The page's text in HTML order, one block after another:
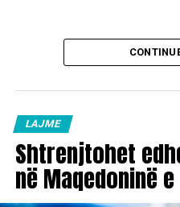
LAJME
Shtrenjtohet
në Maqedoninë